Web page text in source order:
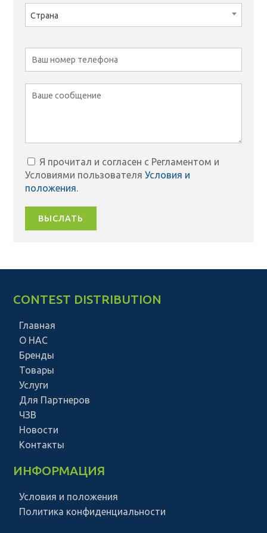
Страна
Я прочитал и согласен с Регламентом и
Условиями пользователяУсловия и
положения.
ВЫСЛАТЬ
CONTEST DISTRIBUTION
Главная
О НАС
Бренды
Товары
Услуги
Для Партнеров
ЧЗВ
Новости
Контакты
ИНФОРМАЦИЯ
Условия и положения
Политика конфиденциальности